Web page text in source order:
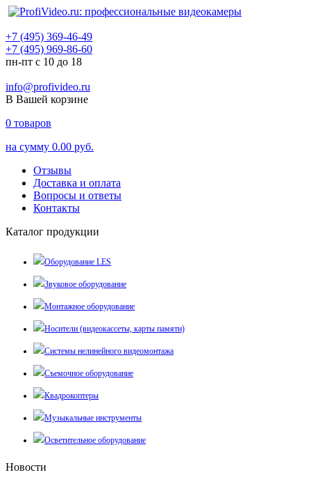
+7 (495) 369-46-49
+7 (495) 969-86-60
пн-пт с 10 до 18
info@profivideo.ru
В Вашей корзине
0 товаров
на сумму 0.00 руб.
Отзывы
Доставка и оплата
Вопросы и ответы
Контакты
Каталог продукции
Оборудование LES
Звуковое оборудование
Монтажное оборудование
Носители (видеокассеты, карты памяти)
Системы нелинейного видеомонтажа
Съемочное оборудование
Квадрокоптеры
Музыкальные инструменты
Осветительное оборудование
Новости